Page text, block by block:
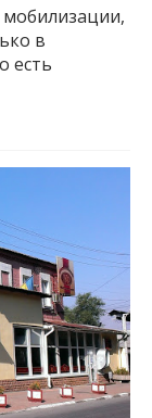
в
есть